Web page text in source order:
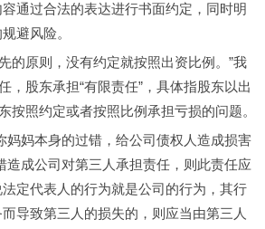
通过合法的表达进行书面约定，同时明
避风险。
的原则，没有约定就按照出资比例。”我
，股东承担“有限责任”，具体指股东以出
按照约定或者按照比例承担亏损的问题。
妈妈本身的过错，给公司债权人造成损害
成公司对第三人承担责任，则此责任应
定代表人的行为就是公司的行为，其行
导致第三人的损失的，则应当由第三人